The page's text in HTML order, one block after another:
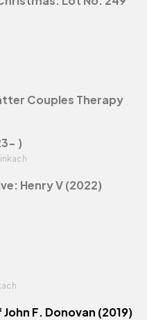
Henry V (2022)
F. Donovan (2019)
Couples Therapy
)